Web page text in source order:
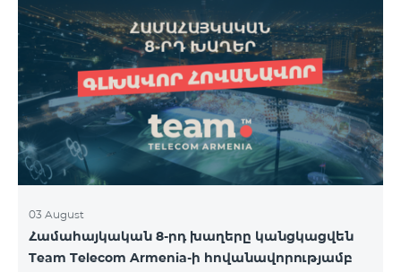
purchased on credit, starting from 1250 AMD per
month. Bank charges are added to the monthly fee.
Tariff terms are below. Prepaid package Teamtok.
Monthly fee: 2500 AMD 250minutes to RA, Artsakh,
USA and Canada, Beeline Russia and Tele2 mob
03 August
Համահայկական 8-րդ խաղերը կանցկացվեն
Team Telecom Armenia-ի հովանավորությամբ